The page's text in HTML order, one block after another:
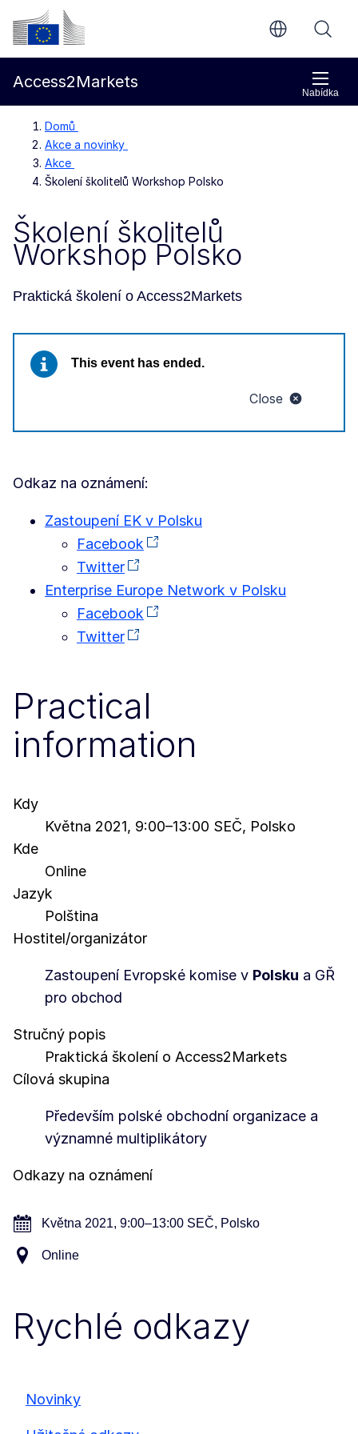
Přejít na hlavní obsah
Evropská komise
Nabídka
Access2Markets
Domů
Akce a novinky
Akce
Školení školitelů Workshop Polsko
Školení školitelů
Workshop Polsko
Praktická školení o Access2Markets
Close
This event has ended.
Odkaz na oznámení:
Zastoupení EK v Polsku
Facebook
Twitter
Enterprise Europe Network v Polsku
Facebook
Twitter
Practical
information
Kdy
Května 2021, 9:00–13:00 SEČ, Polsko
Kde
Online
Jazyk
Polština
Hostitel/organizátor
Zastoupení Evropské komise v Polsku a GŘ
pro obchod
Stručný popis
Praktická školení o Access2Markets
Cílová skupina
Především polské obchodní organizace a
významné multiplikátory
Odkazy na oznámení
Května 2021, 9:00–13:00 SEČ, Polsko
Online
Rychlé odkazy
Novinky